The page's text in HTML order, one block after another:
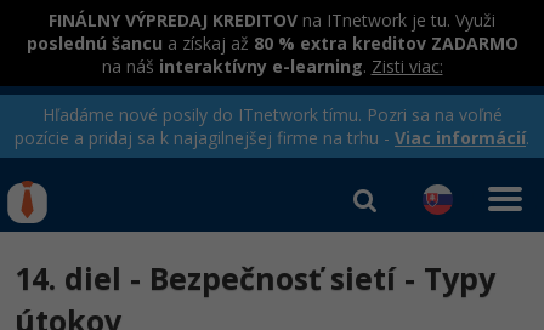
FINÁLNY VÝPREDAJ KREDITOV na ITnetwork je tu. Využi
poslednú šancu a získaj až 80 % extra kreditov ZADARMO
na náš interaktívny e-learning. Zisti viac:
Hľadáme nové posily do ITnetwork tímu. Pozri sa na voľné
pozície a pridaj sa k najagilnejšej firme na trhu - Viac informácií.
Rekvalifikačné kurzy
Prihlásiť sa | Registrovať
14. diel - Bezpečnosť sietí - Typy
útokov